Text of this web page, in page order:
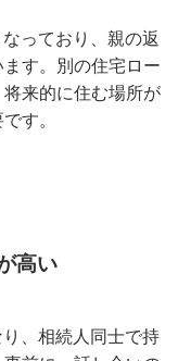
っており、親の返
す。別の住宅ロー
来的に住む場所が
す。
高い
、相続人同士で持